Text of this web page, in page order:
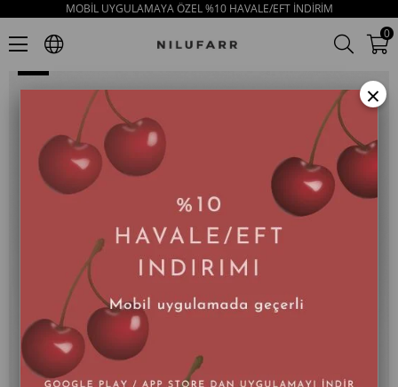
MOBİL UYGULAMAYA ÖZEL %10 HAVALE/EFT İNDİRİM
0
Disco Nude Hakiki Deri Troklu Topuklu Kadın Sandalet
×